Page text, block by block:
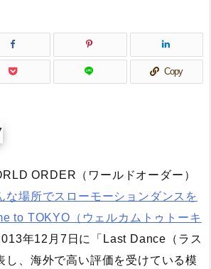
Copy
ORDER（ワールドオーダー）
な場所でスローモーションダンスを
to TOKYO（ウェルカムトゥトーキ
年12月7日に「Last Dance（ラス
し、海外で高い評価を受けている模